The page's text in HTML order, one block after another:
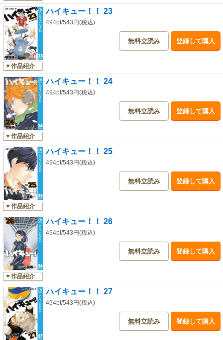
作品紹介
ハイキュー！！ 23
494pt/543円(税込)
無料立読み 登録して購入
作品紹介
ハイキュー！！ 24
494pt/543円(税込)
無料立読み 登録して購入
作品紹介
ハイキュー！！ 25
494pt/543円(税込)
無料立読み 登録して購入
作品紹介
ハイキュー！！ 26
494pt/543円(税込)
無料立読み 登録して購入
ハイキュー！！ 27
494pt/543円(税込)
無料立読み 登録して購入